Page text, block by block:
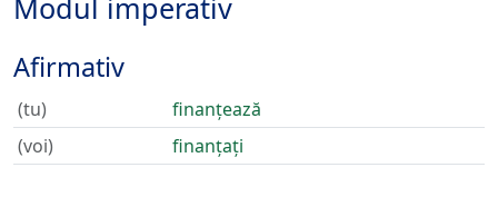
Modul imperativ
Afirmativ
(tu)
finanțează
(voi)
finanțați